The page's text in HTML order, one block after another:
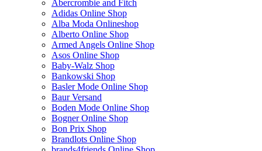
Abercrombie and Fitch
Adidas Online Shop
Alba Moda Onlineshop
Alberto Online Shop
Armed Angels Online Shop
Asos Online Shop
Baby-Walz Shop
Bankowski Shop
Basler Mode Online Shop
Baur Versand
Boden Mode Online Shop
Bogner Online Shop
Bon Prix Shop
Brandlots Online Shop